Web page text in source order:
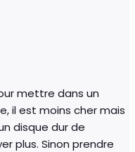
mettre dans un
il est moins cher mais
disque dur de
plus. Sinon prendre